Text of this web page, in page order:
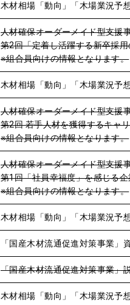
木材相場「動向」「木場業況予
人材確保オーダーメイド型支援
第2回「定着し活躍する新卒採
※組合員向けの情報となります。
木材相場「動向」「木場業況予
人材確保オーダーメイド型支援
第2回 若手人材を獲得するキャ
※組合員向けの情報となります。
人材確保オーダーメイド型支援
第1回「社員幸福度」を感じる
※組合員向けの情報となります。
木材相場「動向」「木場業況予
「国産木材流通促進対策事業」
「国産木材流通促進対策事業」
木材相場「動向」「木場業況予